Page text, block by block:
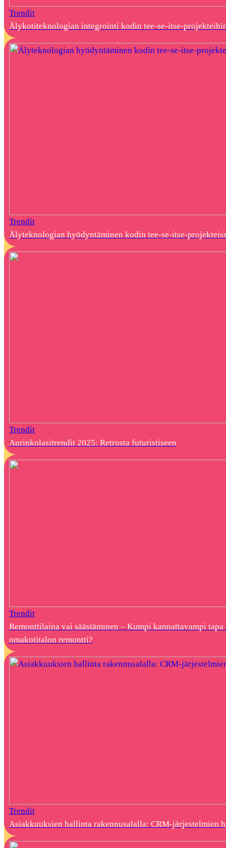
Trendit
Älykotiteknologian integrointi kodin tee-se-itse-
Trendit
Älyteknologian hyödyntäminen kodin tee-se-itse-
Trendit
Aurinkolasitrendit 2025: Retrosta futuristiseen
Trendit
Remonttilaina vai säästäminen – Kumpi kannattavampi tapa
omakotitalon remontti?
Trendit
Asiakkuuksien hallinta rakennusalalla: CRM-järjestelmien